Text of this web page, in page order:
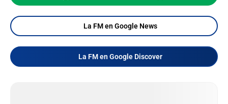
La FM en Google News
La FM en Google Discover